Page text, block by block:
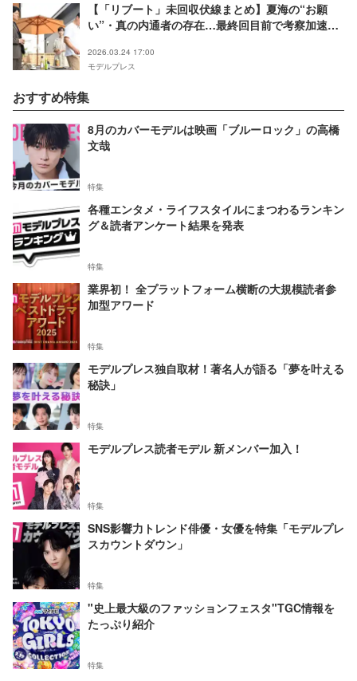
【「リブート」未回収伏線まとめ】夏海の“お願
い”・真の内通者の存在…最終回目前で考察加速
2026.03.24 17:00
モデルプレス
おすすめ特集
8月のカバーモデルは映画「ブルーロック」の高橋
文哉
特集
各種エンタメ・ライフスタイルにまつわるランキン
グ＆読者アンケート結果を発表
特集
業界初！ 全プラットフォーム横断の大規模読者参
加型アワード
特集
モデルプレス独自取材！著名人が語る「夢を叶える
秘訣」
特集
モデルプレス読者モデル 新メンバー加入！
特集
SNS影響力トレンド俳優・女優を特集「モデルプレ
スカウントダウン」
特集
"史上最大級のファッションフェスタ"TGC情報を
たっぷり紹介
特集